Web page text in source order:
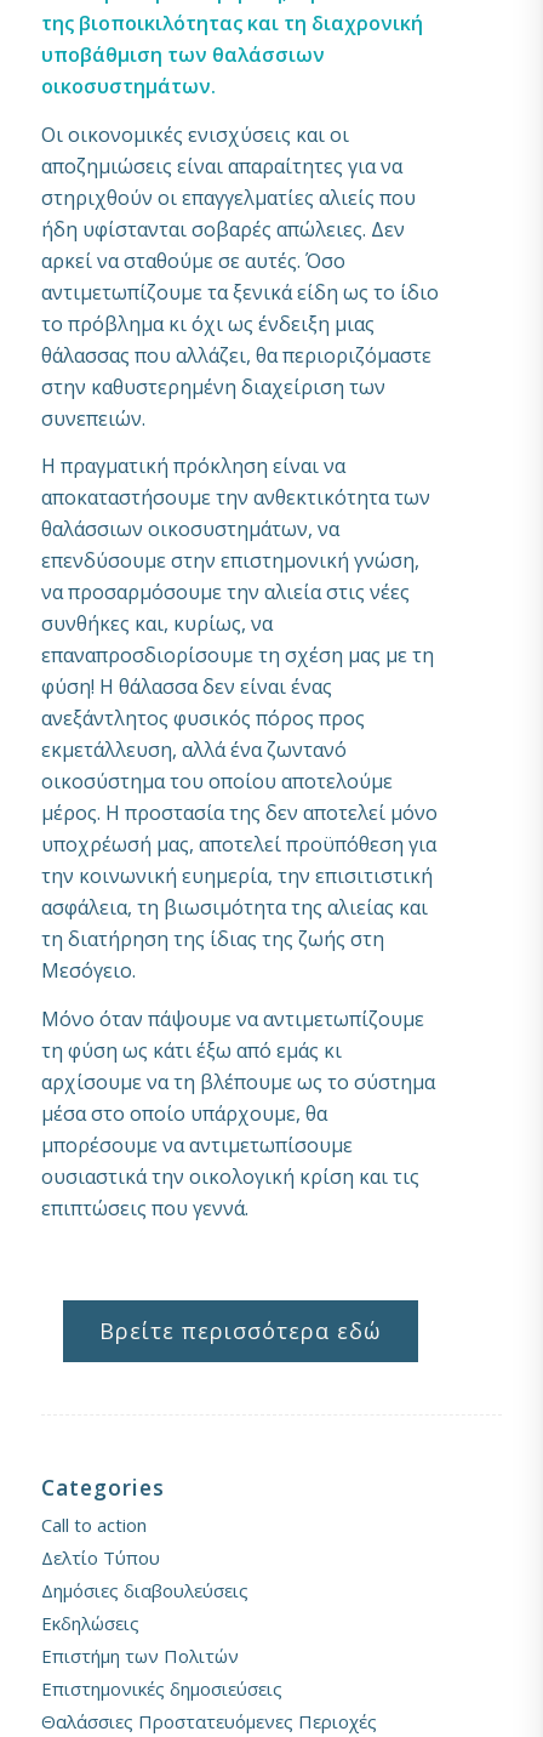
της βιοποικιλότητας και τη διαχρονική
υποβάθμιση των θαλάσσιων
οικοσυστημάτων.
Οι οικονομικές ενισχύσεις και οι
αποζημιώσεις είναι απαραίτητες για να
στηριχθούν οι επαγγελματίες αλιείς που
ήδη υφίστανται σοβαρές απώλειες. Δεν
αρκεί να σταθούμε σε αυτές. Όσο
αντιμετωπίζουμε τα ξενικά είδη ως το ίδιο
το πρόβλημα κι όχι ως ένδειξη μιας
θάλασσας που αλλάζει, θα περιοριζόμαστε
στην καθυστερημένη διαχείριση των
συνεπειών.
Η πραγματική πρόκληση είναι να
αποκαταστήσουμε την ανθεκτικότητα των
θαλάσσιων οικοσυστημάτων, να
επενδύσουμε στην επιστημονική γνώση,
να προσαρμόσουμε την αλιεία στις νέες
συνθήκες και, κυρίως, να
επαναπροσδιορίσουμε τη σχέση μας με τη
φύση! Η θάλασσα δεν είναι ένας
ανεξάντλητος φυσικός πόρος προς
εκμετάλλευση, αλλά ένα ζωντανό
οικοσύστημα του οποίου αποτελούμε
μέρος. Η προστασία της δεν αποτελεί μόνο
υποχρέωσή μας, αποτελεί προϋπόθεση για
την κοινωνική ευημερία, την επισιτιστική
ασφάλεια, τη βιωσιμότητα της αλιείας και
τη διατήρηση της ίδιας της ζωής στη
Μεσόγειο.
Μόνο όταν πάψουμε να αντιμετωπίζουμε
τη φύση ως κάτι έξω από εμάς κι
αρχίσουμε να τη βλέπουμε ως το σύστημα
μέσα στο οποίο υπάρχουμε, θα
μπορέσουμε να αντιμετωπίσουμε
ουσιαστικά την οικολογική κρίση και τις
επιπτώσεις που γεννά.
Βρείτε περισσότερα εδώ
Categories
Call to action
Δελτίο Τύπου
Δημόσιες διαβουλεύσεις
Εκδηλώσεις
Επιστήμη των Πολιτών
Επιστημονικές δημοσιεύσεις
Θαλάσσιες Προστατευόμενες Περιοχές